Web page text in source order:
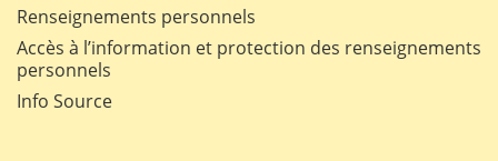
Renseignements personnels
Accès à l’information et protection des renseignements
personnels
Info Source